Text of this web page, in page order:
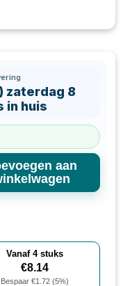
zaterdag 8
in huis
aan
Vanaf4stuks
€8.14
Bespaar €1.72 (5%)